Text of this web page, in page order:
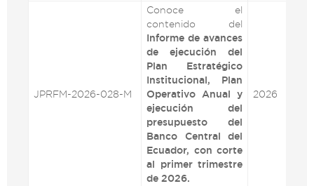
JPRFM-2026-028-M
Conoce el
contenido del
Informe de avances
de ejecución del
Plan Estratégico
Institucional, Plan
Operativo Anual y
ejecución del
presupuesto del
Banco Central del
Ecuador, con corte
al primer trimestre
de 2026.
2026